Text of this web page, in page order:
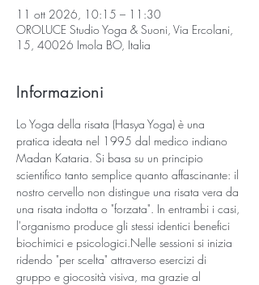
11 ott 2026, 10:15 – 11:30
OROLUCE Studio Yoga & Suoni, Via Ercolani,
15, 40026 Imola BO, Italia
Informazioni
Lo Yoga della risata (Hasya Yoga) è una
pratica ideata nel 1995 dal medico indiano
Madan Kataria. Si basa su un principio
scientifico tanto semplice quanto affascinante: il
nostro cervello non distingue una risata vera da
una risata indotta o "forzata". In entrambi i casi,
l'organismo produce gli stessi identici benefici
biochimici e psicologici.​Nelle sessioni si inizia
ridendo "per scelta" attraverso esercizi di
gruppo e giocosità visiva, ma grazie al